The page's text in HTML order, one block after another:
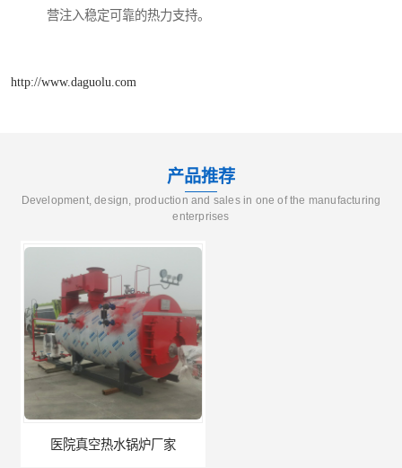
营注入稳定可靠的热力支持。
http://www.daguolu.com
产品推荐
Development, design, production and sales in one of the manufacturing
enterprises
医院真空热水锅炉厂家